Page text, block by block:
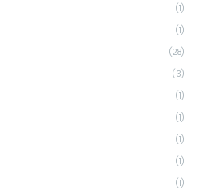
(1)
(1)
(28)
(3)
(1)
(1)
(1)
(1)
(1)